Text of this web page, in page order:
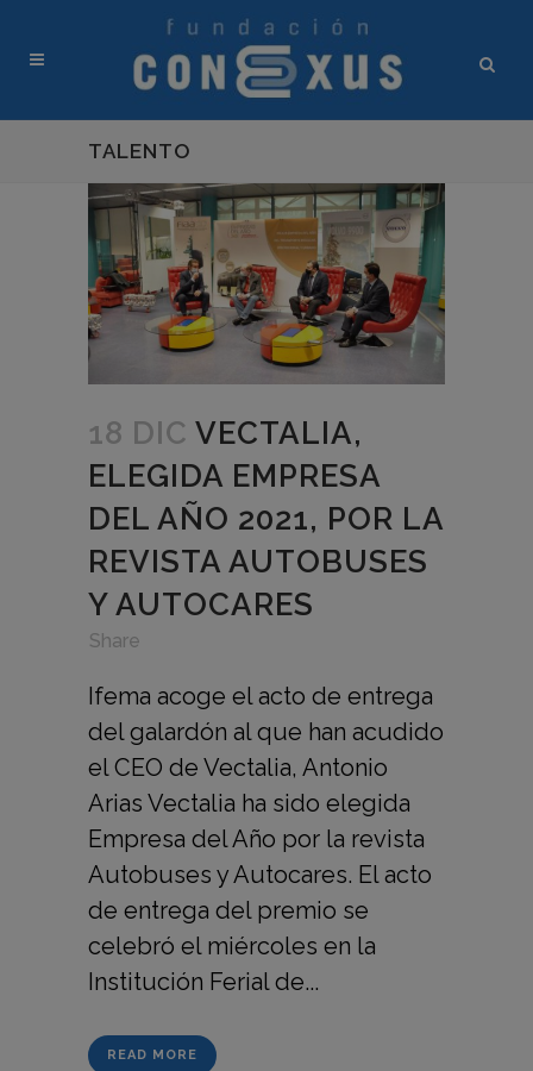
TALENTO
18 DIC VECTALIA,
ELEGIDA EMPRESA
DEL AÑO 2021, POR LA
REVISTA AUTOBUSES
Y AUTOCARES
Share
Ifema acoge el acto de entrega
del galardón al que han acudido
el CEO de Vectalia, Antonio
Arias Vectalia ha sido elegida
Empresa del Año por la revista
Autobuses y Autocares. El acto
de entrega del premio se
celebró el miércoles en la
Institución Ferial de...
READ MORE